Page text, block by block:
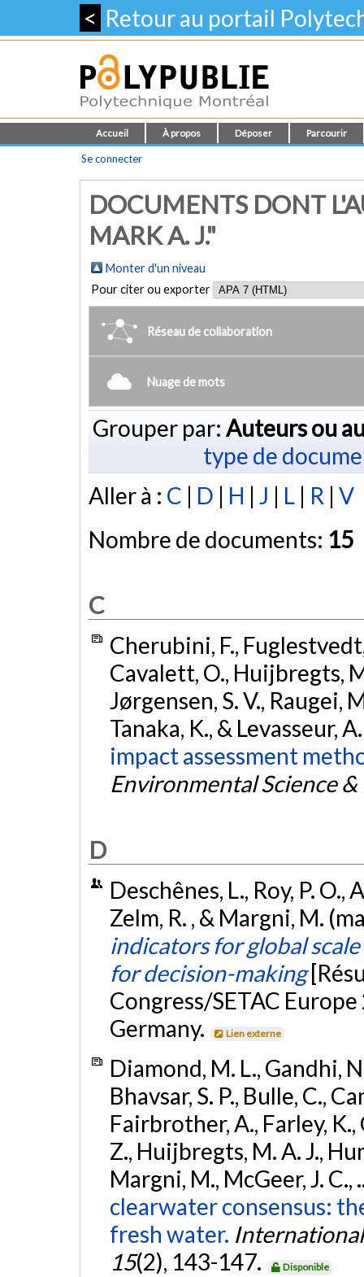
< Retour au portail
Accueil À propos Déposer Parcourir
Se connecter
DOCUMENTS DONT
MARK A. J."
Monter d'un niveau
Pour citer ou exporter
Réseau de collaboration
Nuage de mots
Grouper par: Auteurs ou
type de
Aller à : C | D | H | J | L | R | V
Nombre de documents: 15
C
Cherubini, F.,
Cavalett, O., Huijbregts,
Jørgensen, S. V., Raugei,
Tanaka, K., & Levasseur,
impact assessment
Environmental Science &
D
Deschênes, L., Roy, P. O.,
Zelm, R. , & Margni, M.
indicators for global
for decision-making
Congress/SETAC
Germany.
Lien externe
Diamond, M. L., Gandhi,
Bhavsar, S. P., Bulle, C.,
Fairbrother, A., Farley, K.,
Z., Huijbregts, M. A. J.,
Margni, M., McGeer, J.
clearwater consensus:
fresh water.
15(2), 143-147. Disponible